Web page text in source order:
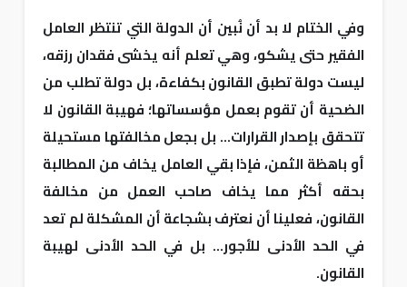
وفي الختام لا بد أن نُبين أن الدولة التي تنتظر العامل
الفقير حتى يشكو، وهي تعلم أنه يخشى فقدان رزقه،
ليست دولة تطبق القانون بكفاءة، بل دولة تطلب من
الضحية أن تقوم بعمل مؤسساتها؛ فهيبة القانون لا
تتحقق بإصدار القرارات... بل بجعل مخالفتها مستحيلة
أو باهظة الثمن، فإذا بقي العامل يخاف من المطالبة
بحقه أكثر مما يخاف صاحب العمل من مخالفة
القانون، فعلينا أن نعترف بشجاعة أن المشكلة لم تعد
في الحد الأدنى للأجور... بل في الحد الأدنى لهيبة
القانون.